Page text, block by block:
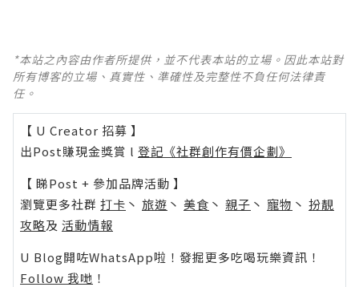
*本站之內容由作者所提供，並不代表本站的立場。因此本站對
所有博客的立場、真實性、準確性及完整性不負任何法律責
任。
【 U Creator 招募 】
出Post賺現金獎賞 l 登記《社群創作有價企劃》
【 睇Post + 參加品牌活動 】
瀏覽更多社群 打卡 丶 旅遊 丶 美食 丶 親子 丶 寵物 丶 扮靚
攻略及 活動情報
U Blog開咗WhatsApp啦！發掘更多吃喝玩樂資訊！
Follow 我哋 ！